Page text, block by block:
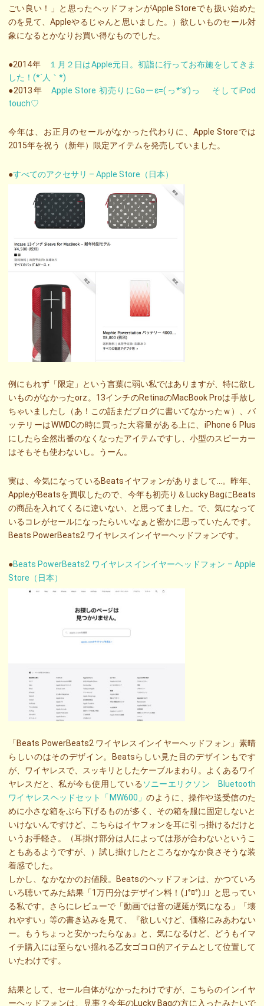
ごい良い！」と思ったヘッドフォンがApple Storeでも扱い始めた
のを見て、Appleやるじゃんと思いました。）欲しいものセール対
象になるとかなりお買い得なものでした。
●2014年
１月２日はApple元日。初詣に行ってお布施をしてきま
した！(*´人｀*)
●2013年Apple Store 初売りにGoーε=(っ*’з’)っ そしてiPod
touch♡
今年は、お正月のセールがなかった代わりに、Apple Storeでは
2015年を祝う（新年）限定アイテムを発売していました。
●すべてのアクセサリ – Apple Store（日本）
例にもれず「限定」という言葉に弱い私ではありますが、特に欲し
いものがなかったorz。13インチのRetinaのMacBook Proは手放し
ちゃいましたし（あ！この話まだブログに書いてなかったｗ）、バ
ッテリーはWWDCの時に買った大容量がある上に、iPhone 6 Plus
にしたら全然出番のなくなったアイテムですし、小型のスピーカー
はそもそも使わないし。うーん。
実は、今気になっているBeatsイヤフォンがありまして…。昨年、
AppleがBeatsを買収したので、今年も初売り＆Lucky BagにBeats
の商品を入れてくるに違いない、と思ってました。で、気になって
いるコレがセールになったらいいなぁと密かに思っていたんです。
Beats PowerBeats2 ワイヤレスインイヤーヘッドフォンです。
●Beats PowerBeats2 ワイヤレスインイヤーヘッドフォン – Apple
Store（日本）
「Beats PowerBeats2 ワイヤレスインイヤーヘッドフォン」素晴
らしいのはそのデザイン。Beatsらしい見た目のデザインもです
が、ワイヤレスで、スッキリとしたケーブルまわり。よくあるワイ
ヤレスだと、私が今も使用している ソニーエリクソン Bluetooth
ワイヤレスヘッドセット「MW600」のように、操作や送受信のた
めに小さな箱をぶら下げるものが多く、その箱を服に固定しないと
いけないんですけど、こちらはイヤフォンを耳に引っ掛けるだけと
いうお手軽さ。（耳掛け部分は人によっては形が合わないというこ
ともあるようですが、）試し掛けしたところなかなか良さそうな装
着感でした。
しかし、なかなかのお値段。Beatsのヘッドフォンは、かつていろ
いろ聴いてみた結果「1万円分はデザイン料！(｣°ﾛ°)｣」と思ってい
る私です。さらにレビューで「動画では音の遅延が気になる」「壊
れやすい」等の書き込みを見て、『欲しいけど、価格にみあわない
ー。もうちょっと安かったらなぁ』と、気になるけど、どうもイマ
イチ購入には至らない揺れる乙女ゴコロ的アイテムとして位置して
いたわけです。
結果として、セール自体がなかったわけですが、こちらのインイヤ
ーヘッドフォンは、見事？今年のLucky Bagの方に入ったみたいで